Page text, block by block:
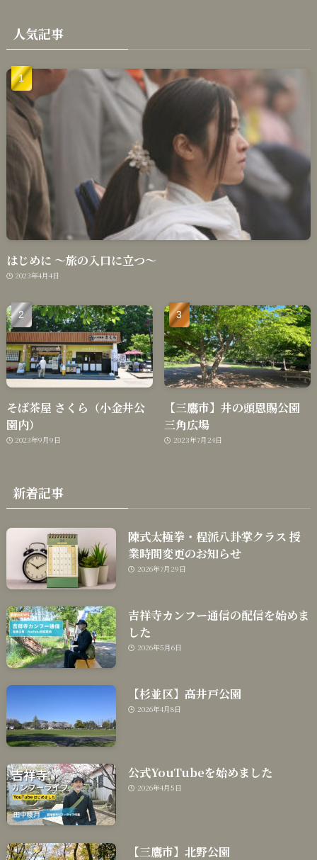
人気記事
はじめに 〜旅の入口に立つ〜
2023年4月4日
そば茶屋 さくら（小金井公
園内）
2023年9月9日
【三鷹市】井の頭恩賜公園
三角広場
2023年7月24日
新着記事
陳式太極拳・程派八卦掌クラス 授
業時間変更のお知らせ
2026年7月29日
吉祥寺カンフー通信の配信を始めま
した
2026年5月6日
【杉並区】高井戸公園
2026年4月8日
公式YouTubeを始めました
2026年4月5日
【三鷹市】北野公園